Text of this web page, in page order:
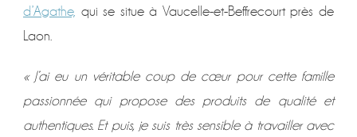
d’Agathe, qui se situe à Vaucelle-et-Beffrecourt près de
Laon.
« J’ai eu un véritable coup de cœur pour cette famille
passionnée qui propose des produits de qualité et
authentiques. Et puis, je suis très sensible à travailler avec